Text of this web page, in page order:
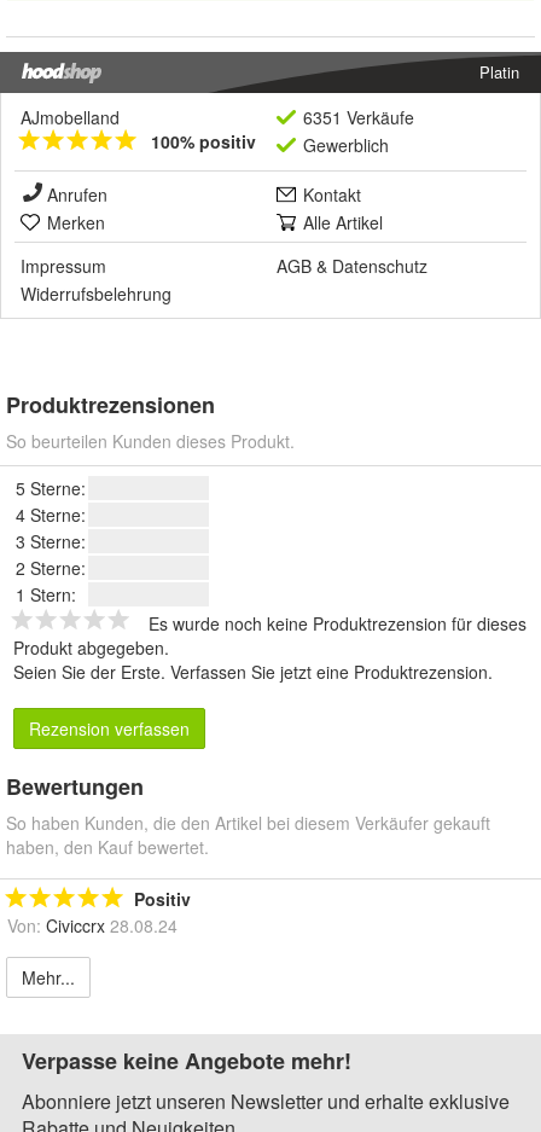
Platin
AJmobelland
100% positiv
6351 Verkäufe
Gewerblich
Anrufen
Kontakt
Merken
Alle Artikel
Impressum
AGB & Datenschutz
Widerrufsbelehrung
Produktrezensionen
So beurteilen Kunden dieses Produkt.
5 Sterne:
4 Sterne:
3 Sterne:
2 Sterne:
1 Stern:
Es wurde noch keine Produktrezension für dieses
Produkt abgegeben.
Seien Sie der Erste. Verfassen Sie jetzt eine Produktrezension.
Rezension verfassen
Bewertungen
So haben Kunden, die den Artikel bei diesem Verkäufer gekauft
haben, den Kauf bewertet.
Positiv
Von: Civiccrx 28.08.24
Mehr...
Verpasse keine Angebote mehr!
Abonniere jetzt unseren Newsletter und erhalte exklusive